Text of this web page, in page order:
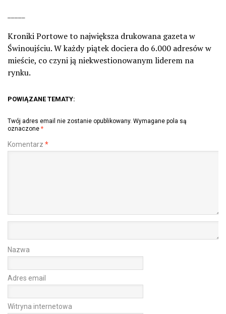
Kroniki Portowe to największa drukowana gazeta w
Świnoujściu. W każdy piątek dociera do 6.000 adresów w
mieście, co czyni ją niekwestionowanym liderem na
rynku.
POWIĄZANE TEMATY:
Twój adres email nie zostanie opublikowany. Wymagane pola są
oznaczone *
Komentarz *
Nazwa
Adres email
Witryna internetowa